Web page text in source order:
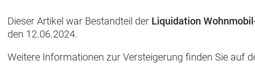
Dieser Artikel war Bestandteil der Liquidation
den 12.06.2024.
Weitere Informationen zur Versteigerung finden Sie auf